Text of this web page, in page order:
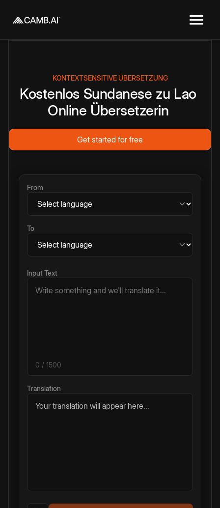
KONTEXTSENSITIVE ÜBERSETZUNG
Kostenlos Sundanese zu Lao
Online Übersetzerin
Get started for free
From
To
Input Text
0 / 1500
Translation
Your translation will appear here...